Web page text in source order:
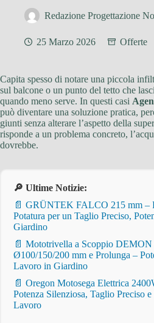
Redazione Progettazione
25 Marzo 2026 Offerte
Capita spesso di notare una piccola
sul balcone o un punto del tetto che
quando meno serve. In questi casi
può diventare una soluzione pratica,
giunti senza alterare l’aspetto della
risponde a un problema concreto,
dovrebbe.
🔎 Ultime Notizie:
📄 GRÜNTEK FALCO 215 mm –
Potatura per un Taglio Preciso,
Giardino
📄 Mototrivella a Scoppio
Ø100/150/200 mm e Prolunga –
Lavoro in Giardino
📄 Oregon Motosega Elettrica
Potenza Silenziosa, Taglio Preciso
Lavoro